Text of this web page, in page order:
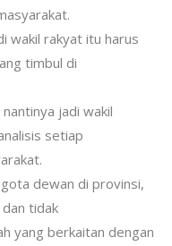
wakil rakyat itu harus
timbul di
jadi wakil
setiap
dewan di provinsi,
tidak
yang berkaitan dengan